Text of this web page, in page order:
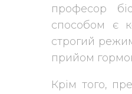
професор
способом є
строгий
прийом
Крім того,